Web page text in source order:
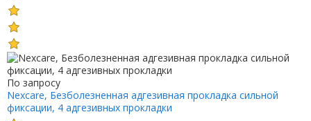
По запросу
Nexcare, Безболезненная адгезивная прокладка сильной
фиксации, 4 адгезивных прокладки